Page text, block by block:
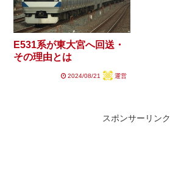
E531系が東大宮へ回送・
その理由とは
2024/08/21 運営
スポンサーリンク